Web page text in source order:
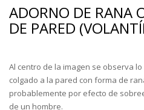
ADORNO DE RANA
DE PARED
Al centro de la imagen se observa
colgado a la pared con forma de
probablemente por efecto de
de un hombre.